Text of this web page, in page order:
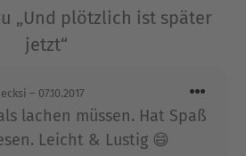
Ausblenden
„Und plötzlich ist später
jetzt“
– 07.10.2017
lachen müssen. Hat Spaß
Leicht & Lustig 😄